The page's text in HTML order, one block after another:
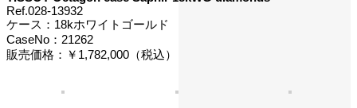
Ref.028-13932
ケース：18kホワイトゴールド
CaseNo：21262
販売価格：￥1,782,000（税込）